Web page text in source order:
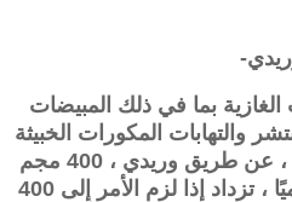
الغازية بما في ذلك المبيضات
والتهابات المكورات الخبيثة
بما في ذلك التهاب السحايا ، عن طريق وريدي ، 400 مجم
في البداية ثم 200 مجم يوميًا ، تزداد إذا لزم الأمر إلى 400